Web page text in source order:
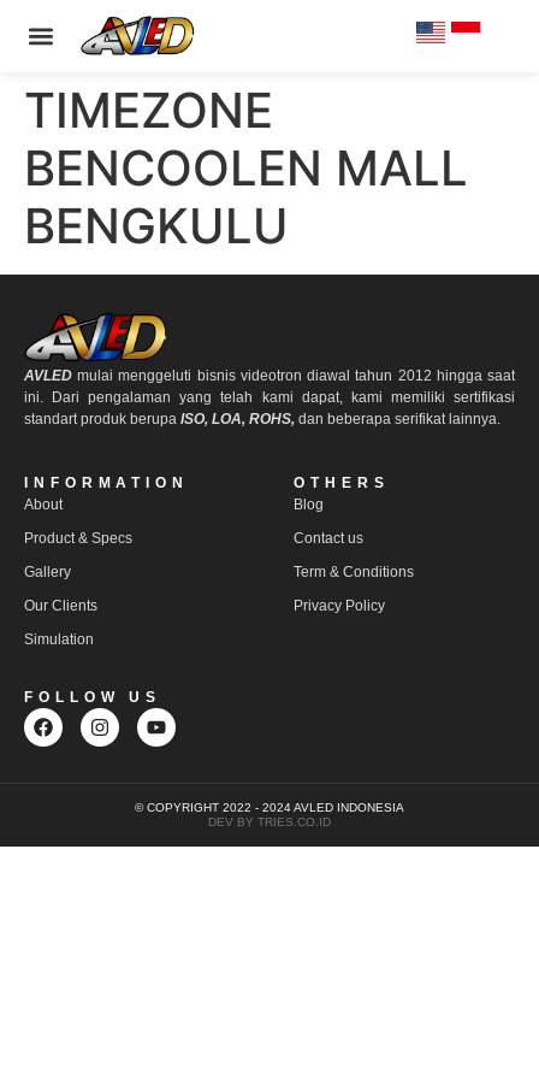
TIMEZONE
BENCOOLEN MALL
BENGKULU
AVLED mulai menggeluti bisnis videotron diawal tahun 2012 hingga saat
ini. Dari pengalaman yang telah kami dapat, kami memiliki sertifikasi
standart produk berupa ISO, LOA, ROHS, dan beberapa serifikat lainnya.
INFORMATION
About
Product & Specs
Gallery
Our Clients
Simulation
OTHERS
Blog
Contact us
Term & Conditions
Privacy Policy
FOLLOW US
© COPYRIGHT 2022 - 2024 AVLED INDONESIA
DEV BY TRIES.CO.ID